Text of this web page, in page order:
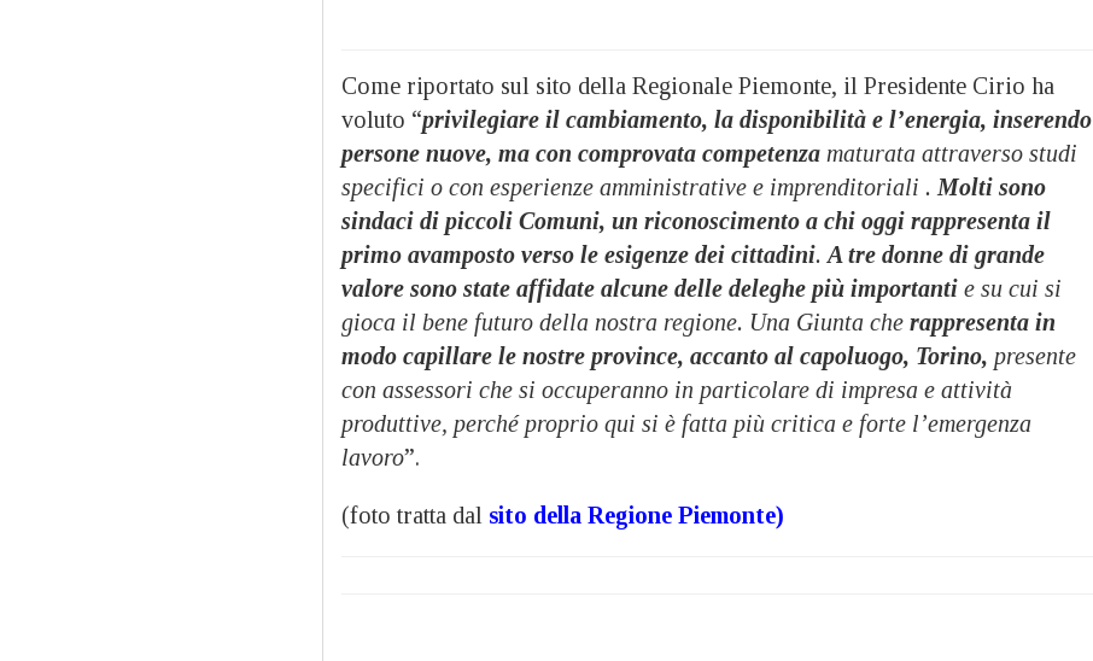
Come riportato sul sito della Regionale Piemonte, il Presidente Cirio ha
voluto “privilegiare il cambiamento, la disponibilità e l’energia, inserendo
persone nuove, ma con comprovata competenza maturata attraverso studi
specifici o con esperienze amministrative e imprenditoriali . Molti sono
sindaci di piccoli Comuni, un riconoscimento a chi oggi rappresenta il
primo avamposto verso le esigenze dei cittadini. A tre donne di grande
valore sono state affidate alcune delle deleghe più importanti e su cui si
gioca il bene futuro della nostra regione. Una Giunta che rappresenta in
modo capillare le nostre province, accanto al capoluogo, Torino, presente
con assessori che si occuperanno in particolare di impresa e attività
produttive, perché proprio qui si è fatta più critica e forte l’emergenza
lavoro”.
(foto tratta dal sito della Regione Piemonte)